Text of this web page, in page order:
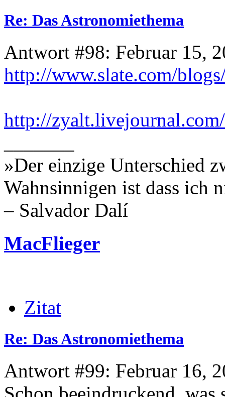
Re: Das Astronomiethema
Antwort #98: Februar 15,
http://www.slate.com/
http://
»Der einzige Unterschied
Wahnsinnigen ist dass ich
– Salvador Dalí
MacFlieger
Zitat
Re: Das Astronomiethema
Antwort #99: Februar 16,